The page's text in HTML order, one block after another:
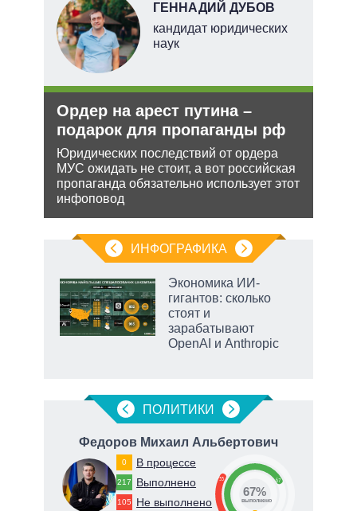
ГЕННАДИЙ ДУБОВ
кандидат юридических
наук
Ордер на арест путина –
подарок для пропаганды рф
Юридических последствий от ордера
МУС ожидать не стоит, а вот российская
пропаганда обязательно использует этот
инфоповод
ИНФОГРАФИКА
Экономика ИИ-
гигантов: сколько
стоят и
зарабатывают
OpenAI и Anthropic
ПОЛИТИКИ
Федоров Михаил Альбертович
0 В процессе
217 Выполнено
105 Не выполнено
33 67
67%
выполнено